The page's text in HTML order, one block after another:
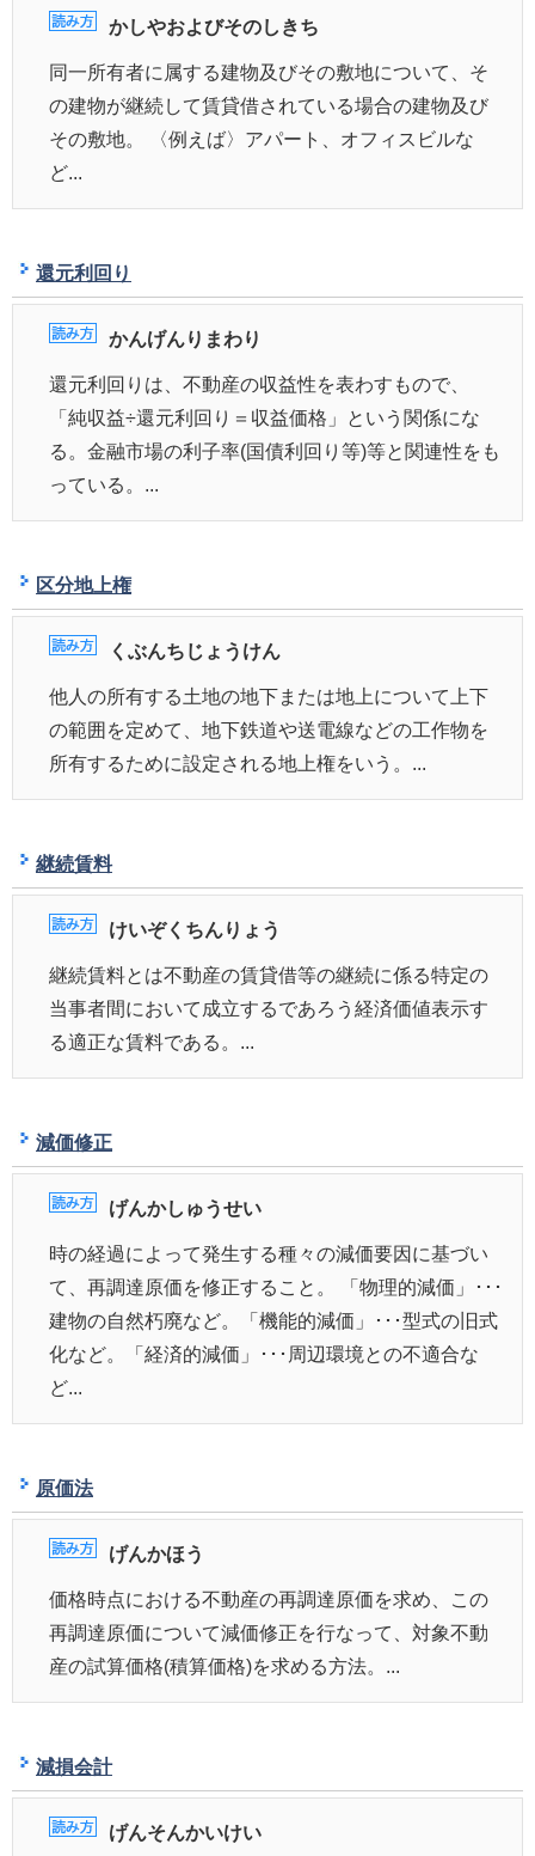
かしやおよびそのしきち
同一所有者に属する建物及びその敷地について、そ
の建物が継続して賃貸借されている場合の建物及び
その敷地。 〈例えば〉アパート、オフィスビルな
ど...
還元利回り
かんげんりまわり
還元利回りは、不動産の収益性を表わすもので、
「純収益÷還元利回り＝収益価格」という関係にな
る。金融市場の利子率(国債利回り等)等と関連性をも
っている。...
区分地上権
くぶんちじょうけん
他人の所有する土地の地下または地上について上下
の範囲を定めて、地下鉄道や送電線などの工作物を
所有するために設定される地上権をいう。...
継続賃料
けいぞくちんりょう
継続賃料とは不動産の賃貸借等の継続に係る特定の
当事者間において成立するであろう経済価値表示す
る適正な賃料である。...
減価修正
げんかしゅうせい
時の経過によって発生する種々の減価要因に基づい
て、再調達原価を修正すること。 「物理的減価」･･･
建物の自然朽廃など。「機能的減価」･･･型式の旧式
化など。「経済的減価」･･･周辺環境との不適合な
ど...
原価法
げんかほう
価格時点における不動産の再調達原価を求め、この
再調達原価について減価修正を行なって、対象不動
産の試算価格(積算価格)を求める方法。...
減損会計
げんそんかいけい